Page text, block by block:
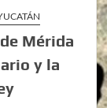
Mérida
y la